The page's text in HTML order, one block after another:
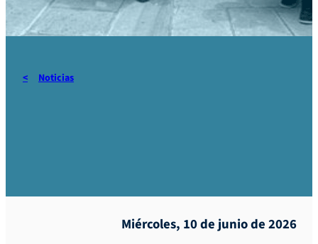
Noticias
Miércoles, 10 de junio de 2026